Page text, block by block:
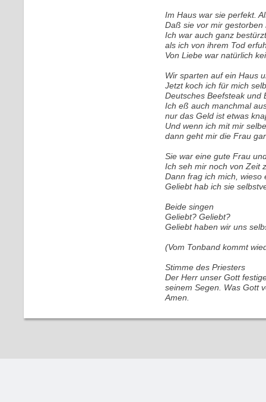
Im Haus war sie perfekt.
Daß sie vor mir gestorben
Ich war auch ganz
als ich von ihrem Tod
Von Liebe war natürlich
Wir sparten auf ein Haus
Jetzt koch ich für mich
Deutsches Beefsteak und
Ich eß auch manchmal
nur das Geld ist etwas
Und wenn ich mit mir
dann geht mir die Frau
Sie war eine gute Frau
Ich seh mir noch von Zeit
Dann frag ich mich, wieso
Geliebt hab ich sie
Beide singen
Geliebt? Geliebt?
Geliebt haben wir uns
(Vom Tonband kommt
Stimme des Priesters
Der Herr unser Gott
seinem Segen. Was Gott
Amen.